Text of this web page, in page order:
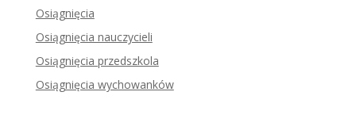
Osiągnięcia
Osiągnięcia nauczycieli
Osiągnięcia przedszkola
Osiągnięcia wychowanków